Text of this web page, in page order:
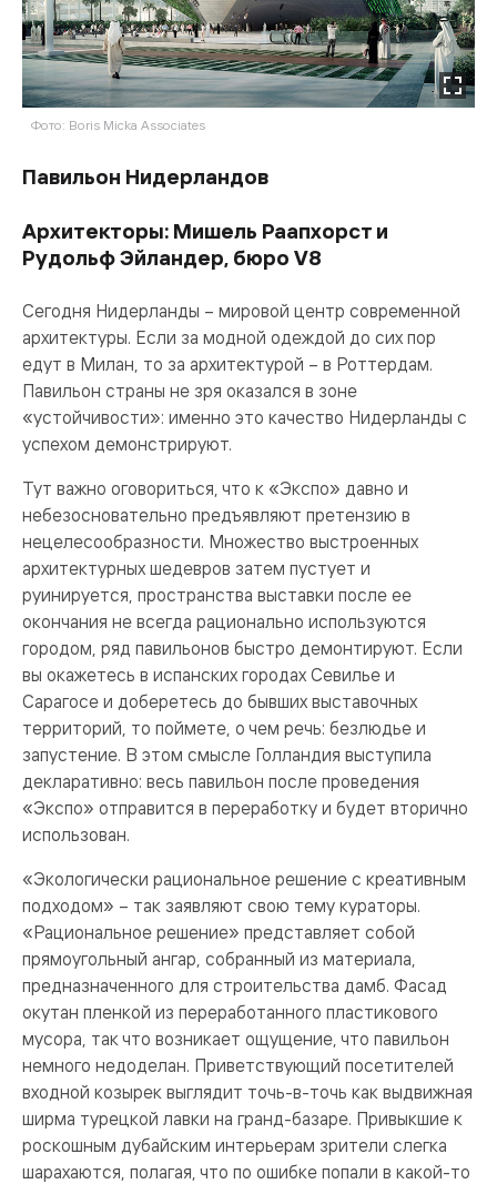
Фото: Boris Micka Associates
Павильон Нидерландов
Архитекторы: Мишель Раапхорст и
Рудольф Эйландер, бюро V8
Сегодня Нидерланды – мировой центр современной
архитектуры. Если за модной одеждой до сих пор
едут в Милан, то за архитектурой – в Роттердам.
Павильон страны не зря оказался в зоне
«устойчивости»: именно это качество Нидерланды с
успехом демонстрируют.
Тут важно оговориться, что к «Экспо» давно и
небезосновательно предъявляют претензию в
нецелесообразности. Множество выстроенных
архитектурных шедевров затем пустует и
руинируется, пространства выставки после ее
окончания не всегда рационально используются
городом, ряд павильонов быстро демонтируют. Если
вы окажетесь в испанских городах Севилье и
Сарагосе и доберетесь до бывших выставочных
территорий, то поймете, о чем речь: безлюдье и
запустение. В этом смысле Голландия выступила
декларативно: весь павильон после проведения
«Экспо» отправится в переработку и будет вторично
использован.
«Экологически рациональное решение с креативным
подходом» – так заявляют свою тему кураторы.
«Рациональное решение» представляет собой
прямоугольный ангар, собранный из материала,
предназначенного для строительства дамб. Фасад
окутан пленкой из переработанного пластикового
мусора, так что возникает ощущение, что павильон
немного недоделан. Приветствующий посетителей
входной козырек выглядит точь-в-точь как выдвижная
ширма турецкой лавки на гранд-базаре. Привыкшие к
роскошным дубайским интерьерам зрители слегка
шарахаются, полагая, что по ошибке попали в какой-то